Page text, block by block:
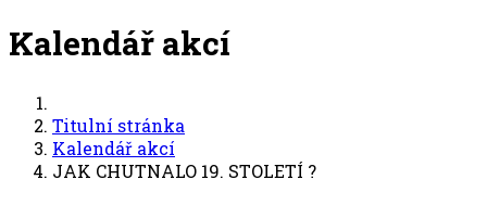
Kalendář akcí
Titulní stránka
Kalendář akcí
JAK CHUTNALO 19. STOLETÍ ?